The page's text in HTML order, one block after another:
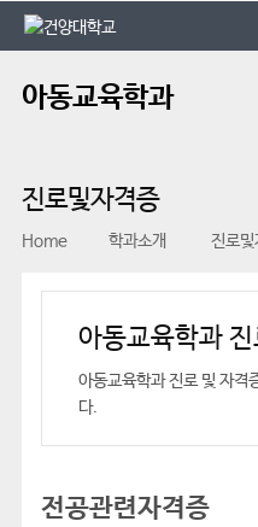
본문 바로가기
대메뉴 바로가기
아동교육학과
진로및자격증
Home 학과소개 진로
아동교육학과
아동교육학과 진로 및 자격
다.
전공관련자격증